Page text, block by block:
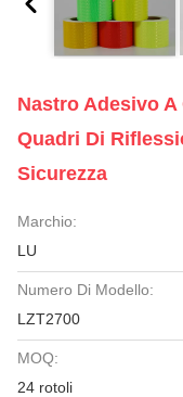
Nastro Adesivo
Quadri Di
Sicurezza
Marchio:
LU
Numero Di Modello:
LZT2700
MOQ:
24 rotoli